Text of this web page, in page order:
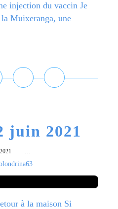
injection du vaccin Je
Muixeranga, une
juin 2021
…
à la maison Si